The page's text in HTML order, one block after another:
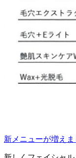
新メニューが増え